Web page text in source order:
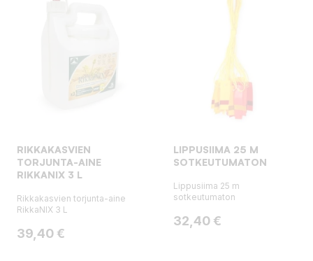
RIKKAKASVIEN
TORJUNTA-AINE
RIKKANIX 3 L
Rikkakasvien torjunta-aine
RikkaNIX 3 L
Hinta
39,40 €
LIPPUSIIMA 25 M
SOTKEUTUMATON
Lippusiima 25 m
sotkeutumaton
Hinta
32,40 €